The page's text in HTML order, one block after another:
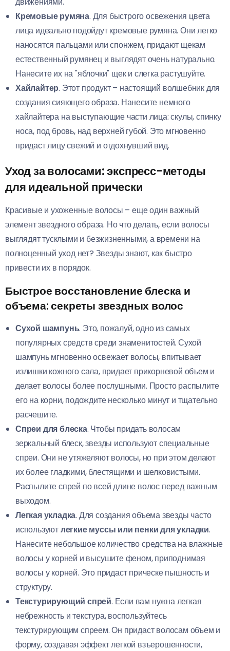
Кремовые румяна. Для быстрого освежения цвета
лица идеально подойдут кремовые румяна. Они легко
наносятся пальцами или спонжем, придают щекам
естественный румянец и выглядят очень натурально.
Нанесите их на "яблочки" щек и слегка растушуйте.
Хайлайтер. Этот продукт – настоящий волшебник для
создания сияющего образа. Нанесите немного
хайлайтера на выступающие части лица: скулы, спинку
носа, под бровь, над верхней губой. Это мгновенно
придаст лицу свежий и отдохнувший вид.
Уход за волосами: экспресс-методы
для идеальной прически
Красивые и ухоженные волосы – еще один важный
элемент звездного образа. Но что делать, если волосы
выглядят тусклыми и безжизненными, а времени на
полноценный уход нет? Звезды знают, как быстро
привести их в порядок.
Быстрое восстановление блеска и
объема: секреты звездных волос
Сухой шампунь. Это, пожалуй, одно из самых
популярных средств среди знаменитостей. Сухой
шампунь мгновенно освежает волосы, впитывает
излишки кожного сала, придает прикорневой объем и
делает волосы более послушными. Просто распылите
его на корни, подождите несколько минут и тщательно
расчешите.
Спреи для блеска. Чтобы придать волосам
зеркальный блеск, звезды используют специальные
спреи. Они не утяжеляют волосы, но при этом делают
их более гладкими, блестящими и шелковистыми.
Распылите спрей по всей длине волос перед важным
выходом.
Легкая укладка. Для создания объема звезды часто
используютлегкие муссы или пенки для укладки.
Нанесите небольшое количество средства на влажные
волосы у корней и высушите феном, приподнимая
волосы у корней. Это придаст прическе пышность и
структуру.
Текстурирующий спрей. Если вам нужна легкая
небрежность и текстура, воспользуйтесь
текстурирующим спреем. Он придаст волосам объем и
форму, создавая эффект легкой взъерошенности,